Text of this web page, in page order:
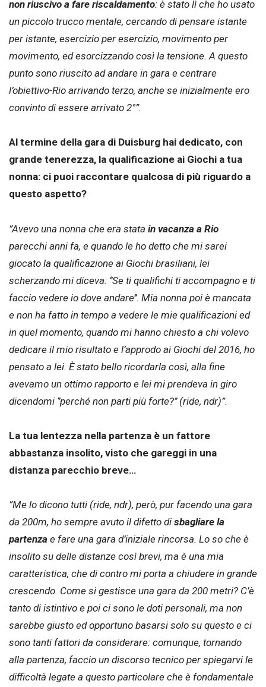
non riuscivo a fare riscaldamento: è stato lì che ho usato
un piccolo trucco mentale, cercando di pensare istante
per istante, esercizio per esercizio, movimento per
movimento, ed esorcizzando così la tensione. A questo
punto sono riuscito ad andare in gara e centrare
l’obiettivo-Rio arrivando terzo, anche se inizialmente ero
convinto di essere arrivato 2°”.
Al termine della gara di Duisburg hai dedicato, con
grande tenerezza, la qualificazione ai Giochi a tua
nonna: ci puoi raccontare qualcosa di più riguardo a
questo aspetto?
”Avevo una nonna che era stata in vacanza a Rio
parecchi anni fa, e quando le ho detto che mi sarei
giocato la qualificazione ai Giochi brasiliani, lei
scherzando mi diceva: ‘’Se ti qualifichi ti accompagno e ti
faccio vedere io dove andare’’. Mia nonna poi è mancata
e non ha fatto in tempo a vedere le mie qualificazioni ed
in quel momento, quando mi hanno chiesto a chi volevo
dedicare il mio risultato e l’approdo ai Giochi del 2016, ho
pensato a lei. È stato bello ricordarla così, alla fine
avevamo un ottimo rapporto e lei mi prendeva in giro
dicendomi ‘’perché non parti più forte?’’ (ride, ndr)”.
La tua lentezza nella partenza è un fattore
abbastanza insolito, visto che gareggi in una
distanza parecchio breve…
”Me lo dicono tutti (ride, ndr), però, pur facendo una gara
da 200m, ho sempre avuto il difetto di sbagliare la
partenza e fare una gara d’iniziale rincorsa. Lo so che è
insolito su delle distanze così brevi, ma è una mia
caratteristica, che di contro mi porta a chiudere in grande
crescendo. Come si gestisce una gara da 200 metri? C’è
tanto di istintivo e poi ci sono le doti personali, ma non
sarebbe giusto ed opportuno basarsi solo su questo e ci
sono tanti fattori da considerare: comunque, tornando
alla partenza, faccio un discorso tecnico per spiegarvi le
difficoltà legate a questo particolare che è fondamentale